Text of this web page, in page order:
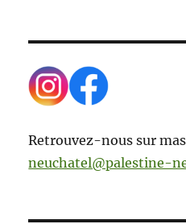
Retrouvez-nous sur
neuchatel@palestine-